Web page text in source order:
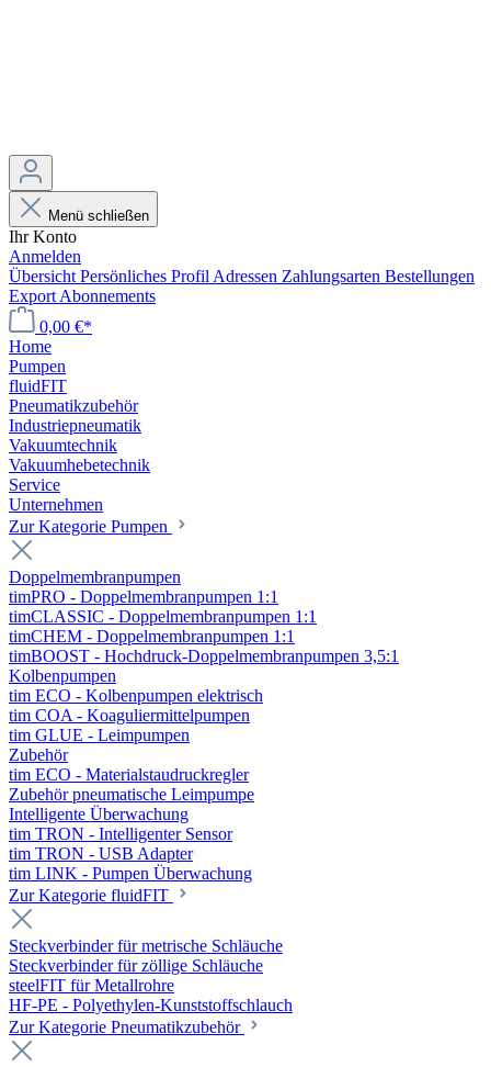
Menü schließen
Ihr Konto
Anmelden
Übersicht Persönliches Profil Adressen Zahlungsarten Bestellungen
Export Abonnements
0,00 €*
Home
Pumpen
fluidFIT
Pneumatikzubehör
Industriepneumatik
Vakuumtechnik
Vakuumhebetechnik
Service
Unternehmen
Zur Kategorie Pumpen
Doppelmembranpumpen
timPRO - Doppelmembranpumpen 1:1
timCLASSIC - Doppelmembranpumpen 1:1
timCHEM - Doppelmembranpumpen 1:1
timBOOST - Hochdruck-Doppelmembranpumpen 3,5:1
Kolbenpumpen
tim ECO - Kolbenpumpen elektrisch
tim COA - Koaguliermittelpumpen
tim GLUE - Leimpumpen
Zubehör
tim ECO - Materialstaudruckregler
Zubehör pneumatische Leimpumpe
Intelligente Überwachung
tim TRON - Intelligenter Sensor
tim TRON - USB Adapter
tim LINK - Pumpen Überwachung
Zur Kategorie fluidFIT
Steckverbinder für metrische Schläuche
Steckverbinder für zöllige Schläuche
steelFIT für Metallrohre
HF-PE - Polyethylen-Kunststoffschlauch
Zur Kategorie Pneumatikzubehör